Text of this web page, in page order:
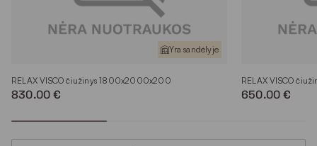
Yra sandėlyje
RELAX VISCO čiužinys 1800x2000x200
830.00 €
RELAX VISCO
650.00 €